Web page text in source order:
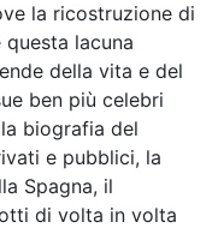
la ricostruzione di
lacuna
della vita e del
ben più celebri
biografia del
e pubblici, la
Spagna, il
di volta in volta